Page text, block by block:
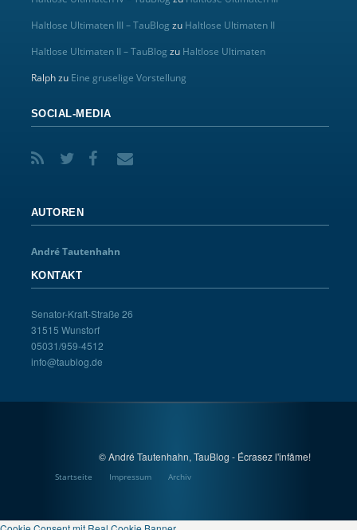
Haltlose Ultimaten III – TauBlog zu Haltlose Ultimaten II
Haltlose Ultimaten II – TauBlog zu Haltlose Ultimaten
Ralphzu Eine gruselige Vorstellung
SOCIAL-MEDIA
AUTOREN
André Tautenhahn
KONTAKT
Senator-Kraft-Straße 26
31515 Wunstorf
05031/959-4512
info@taublog.de
© André Tautenhahn, TauBlog - Écrasez l'infâme!
Startseite Impressum Archiv